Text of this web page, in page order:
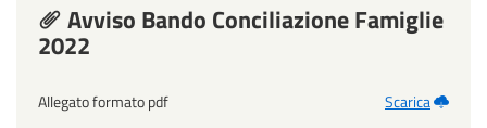
Avviso Bando Conciliazione Famiglie
2022
Allegato formato pdf Scarica